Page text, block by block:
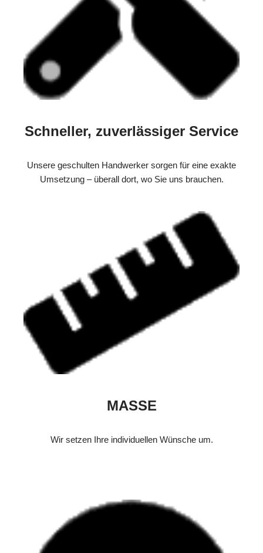
Schneller, zuverlässiger Service
Unsere geschulten Handwerker sorgen für eine exakte
Umsetzung – überall dort, wo Sie uns brauchen.
MASSE
Wir setzen Ihre individuellen Wünsche um.